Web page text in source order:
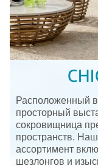
Расположенный
просторный
сокровищница
пространств.
ассортимент
шезлонгов и